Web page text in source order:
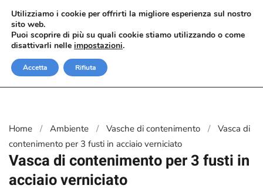
Passa al contenuto principale
Home Ambiente Vasche di contenimento
Vasca di
contenimento per 3 fusti in acciaio verniciato
Vasca di contenimento per 3 fusti in
acciaio verniciato
Utilizziamo i cookie per offrirti la migliore esperienza sul nostro
sito web.
Puoi scoprire di più su quali cookie stiamo utilizzando o come
disattivarli nelle impostazioni.
Accetta Rifiuta